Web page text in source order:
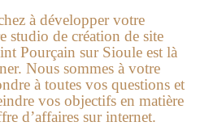
à développer votre
studio de création de site
Pourçain sur Sioule est là
Nous sommes à votre
à toutes vos questions et
vos objectifs en matière
d’affaires sur internet.